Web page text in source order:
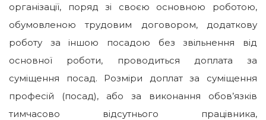
організації, поряд зі своєю основною роботою,
обумовленою трудовим договором, додаткову
роботу за іншою посадою без звільнення від
основної роботи, проводиться доплата за
суміщення посад. Розміри доплат за суміщення
професій (посад), або за виконання обов’язків
тимчасово відсутнього працівника,